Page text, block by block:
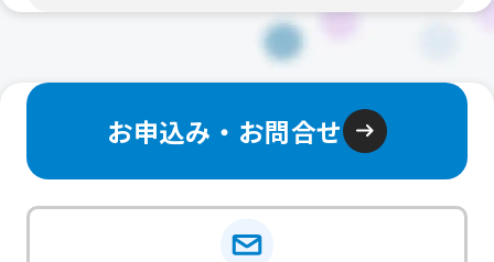
お申込み・お問合せ